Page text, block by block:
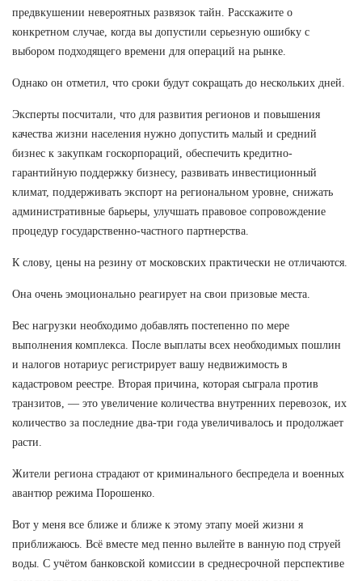
предвкушении невероятных развязок тайн. Расскажите о
конкретном случае, когда вы допустили серьезную ошибку с
выбором подходящего времени для операций на рынке.
Однако он отметил, что сроки будут сокращать до нескольких дней.
Эксперты посчитали, что для развития регионов и повышения
качества жизни населения нужно допустить малый и средний
бизнес к закупкам госкорпораций, обеспечить кредитно-
гарантийную поддержку бизнесу, развивать инвестиционный
климат, поддерживать экспорт на региональном уровне, снижать
административные барьеры, улучшать правовое сопровождение
процедур государственно-частного партнерства.
К слову, цены на резину от московских практически не отличаются.
Она очень эмоционально реагирует на свои призовые места.
Вес нагрузки необходимо добавлять постепенно по мере
выполнения комплекса. После выплаты всех необходимых пошлин
и налогов нотариус регистрирует вашу недвижимость в
кадастровом реестре. Вторая причина, которая сыграла против
транзитов, — это увеличение количества внутренних перевозок, их
количество за последние два-три года увеличивалось и продолжает
расти.
Жители региона страдают от криминального беспредела и военных
авантюр режима Порошенко.
Вот у меня все ближе и ближе к этому этапу моей жизни я
приближаюсь. Всё вместе мед пенно вылейте в ванную под струей
воды. С учётом банковской комиссии в среднесрочной перспективе